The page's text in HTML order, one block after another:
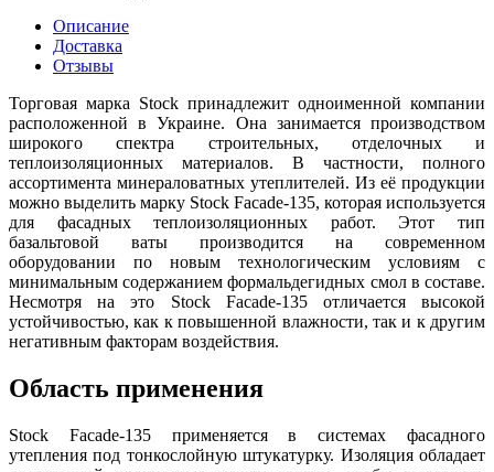
Описание
Доставка
Отзывы
Торговая марка Stock принадлежит одноименной компании
расположенной в Украине. Она занимается производством
широкого спектра строительных, отделочных и
теплоизоляционных материалов. В частности, полного
ассортимента минераловатных утеплителей. Из её продукции
можно выделить марку Stock Facade-135, которая используется
для фасадных теплоизоляционных работ. Этот тип
базальтовой ваты производится на современном
оборудовании по новым технологическим условиям с
минимальным содержанием формальдегидных смол в составе.
Несмотря на это Stock Facade-135 отличается высокой
устойчивостью, как к повышенной влажности, так и к другим
негативным факторам воздействия.
Область применения
Stock Facade-135 применяется в системах фасадного
утепления под тонкослойную штукатурку. Изоляция обладает